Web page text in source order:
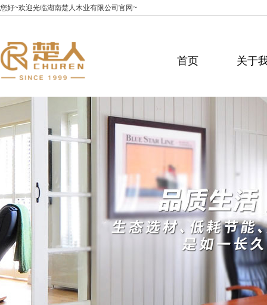
您好~欢迎光临湖南楚人木业有限公司官网~
首页 关于